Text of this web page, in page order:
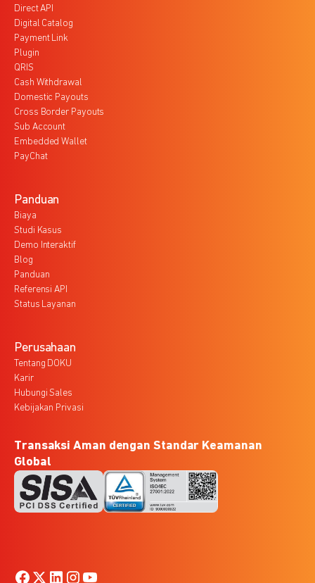
Direct API
Digital Catalog
Payment Link
Plugin
QRIS
Cash Withdrawal
Domestic Payouts
Cross Border Payouts
Sub Account
Embedded Wallet
PayChat
Panduan
Biaya
Studi Kasus
Demo Interaktif
Blog
Panduan
Referensi API
Status Layanan
Perusahaan
Tentang DOKU
Karir
Hubungi Sales
Kebijakan Privasi
Transaksi Aman dengan Standar Keamanan
Global